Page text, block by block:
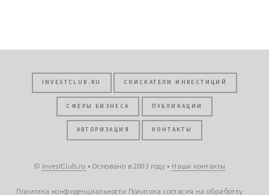
INVESTCLUB.RU СОИСКАТЕЛИ ИНВЕСТИЦИЙ
СФЕРЫ БИЗНЕСА ПУБЛИКАЦИИ
АВТОРИЗАЦИЯ КОНТАКТЫ
© InvestClub.ru • Основано в 2003 году • Наши контакты
Политика конфиденциальности Политика согласия на обработку